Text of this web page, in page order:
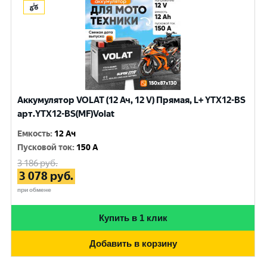
Аккумулятор VOLAT (12 Ач, 12 V) Прямая, L+ YTX12-BS
арт.YTX12-BS(MF)Volat
Емкость: 12 Ач
Пусковой ток: 150 A
3 186руб.
3 078 руб.
при обмене
Купить в 1 клик
Добавить в корзину